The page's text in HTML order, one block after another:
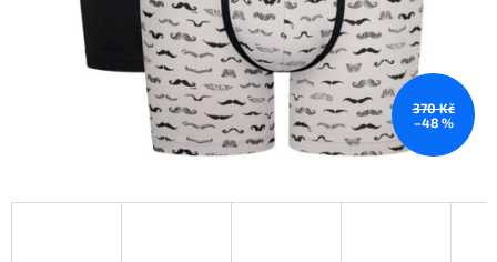
370 Kč
–48 %